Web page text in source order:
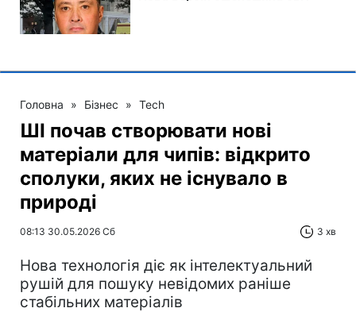
Головна » Бізнес » Tech
ШІ почав створювати нові
матеріали для чипів: відкрито
сполуки, яких не існувало в
природі
08:13 30.05.2026 Сб 3 хв
Нова технологія діє як інтелектуальний
рушій для пошуку невідомих раніше
стабільних матеріалів